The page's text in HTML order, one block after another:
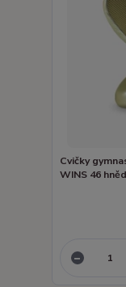
Cvičky
WINS 46